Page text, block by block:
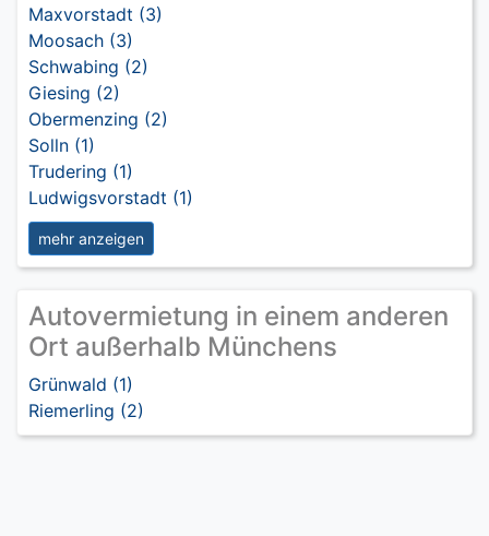
Maxvorstadt (3)
Moosach (3)
Schwabing (2)
Giesing (2)
Obermenzing (2)
Solln (1)
Trudering (1)
Ludwigsvorstadt (1)
mehr anzeigen
Autovermietung in einem anderen
Ort außerhalb Münchens
Grünwald (1)
Riemerling (2)